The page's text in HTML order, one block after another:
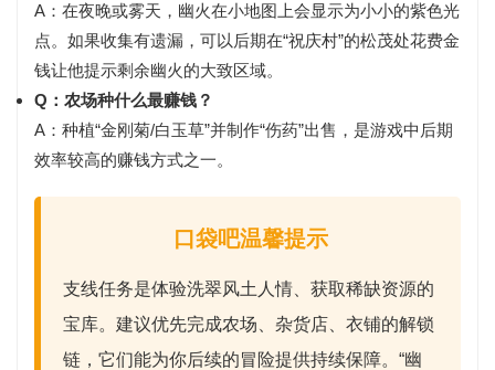
A：在夜晚或雾天，幽火在小地图上会显示为小小的紫色光
点。如果收集有遗漏，可以后期在“祝庆村”的松茂处花费金
钱让他提示剩余幽火的大致区域。
Q：农场种什么最赚钱？
A：种植“金刚菊/白玉草”并制作“伤药”出售，是游戏中后期
效率较高的赚钱方式之一。
口袋吧温馨提示
支线任务是体验洗翠风土人情、获取稀缺资源的
宝库。建议优先完成农场、杂货店、衣铺的解锁
链 ，它们能为你后续的冒险提供持续保障。 “幽